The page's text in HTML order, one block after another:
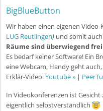
BigBlueButton
Wir haben einen eigenen
LUG Reutlingen) und somit
Räume sind überwiegend
Es bedarf keiner Software! Ein
eine Webcam, Handy geht
Erklär-Video:Youtube » |
In Videokonferenzen ist
eigentlich selbstverständlich